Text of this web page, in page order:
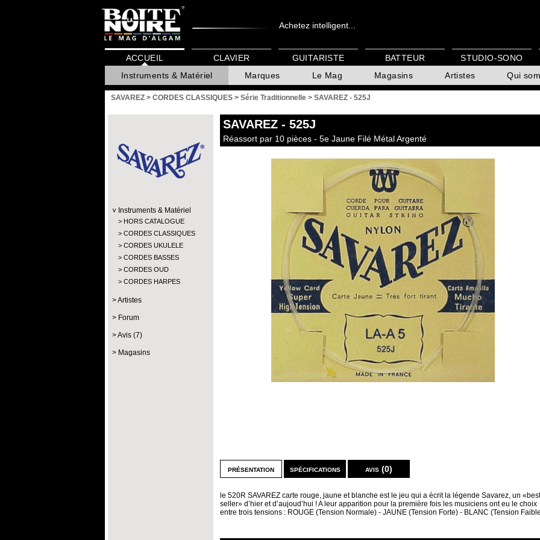
Achetez intelligent...
ACCUEIL
Instruments & Matériel
Marques Le Mag Magasins Artistes Qui
CLAVIER GUITARISTE BATTEUR STUDIO-SONO
SAVAREZ > CORDES CLASSIQUES > Série Traditionnelle > SAVAREZ - 525J
Instruments & Matériel
HORS CATALOGUE
CORDES CLASSIQUES
CORDES UKULELE
CORDES BASSES
CORDES OUD
CORDES HARPES
Artistes
Forum
Avis (7)
Magasins
SAVAREZ - 525J
Réassort par 10 pièces - 5e Jaune Filé Métal Argenté
présentation
le 520R SAVAREZ carte rouge, jaune et blanche est le jeu qui a écrit la légende Savarez, un «best
seller» d’hier et d’aujoud’hui ! A leur apparition pour la première fois les musiciens ont eu le choix
entre trois tensions : ROUGE (Tension Normale) - JAUNE (Tension Forte) - BLANC (Tension
spécifications avis (0)